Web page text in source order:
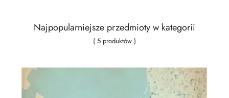
Najpopularniejsze przedmioty w kategorii
( 5 produktów )